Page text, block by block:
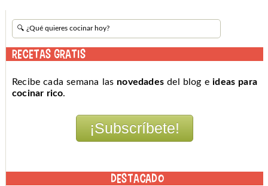
RECETAS GRATIS
Recibe cada semana las novedades del blog eideas para
cocinar rico.
DESTACADO